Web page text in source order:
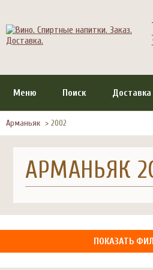
Меню Поиск Доставка
Арманьяк > 2002
АРМАНЬЯК
ПОКАЗАТЬ